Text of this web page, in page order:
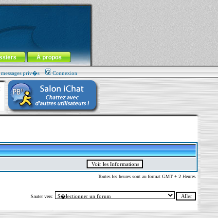
À propos
priv�s Connexion
Toutes les heures sont au format GMT + 2 Heures
Sauter vers: